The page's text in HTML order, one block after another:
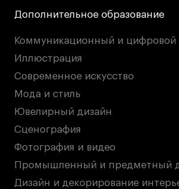
Дополнительное образование
Коммуникационный и цифровой
Иллюстрация
Современное искусство
Мода и стиль
Ювелирный дизайн
Сценография
Фотография и видео
Промышленный и предметный
Дизайн и декорирование